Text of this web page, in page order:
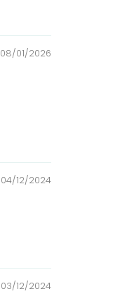
08/01/2026
04/12/2024
03/12/2024